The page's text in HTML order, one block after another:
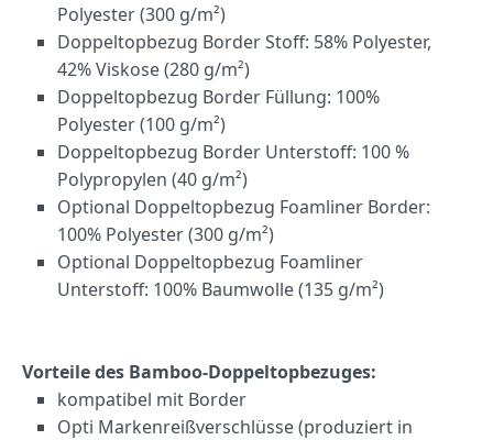
Polyester (300 g/m²)
Doppeltopbezug Border Stoff: 58% Polyester,
42% Viskose (280 g/m²)
Doppeltopbezug Border Füllung: 100%
Polyester (100 g/m²)
Doppeltopbezug Border Unterstoff: 100 %
Polypropylen (40 g/m²)
Optional Doppeltopbezug Foamliner Border:
100% Polyester (300 g/m²)
Optional Doppeltopbezug Foamliner
Unterstoff: 100% Baumwolle (135 g/m²)
Vorteile des Bamboo-Doppeltopbezuges:
kompatibel mit Border
Opti Markenreißverschlüsse (produziert in